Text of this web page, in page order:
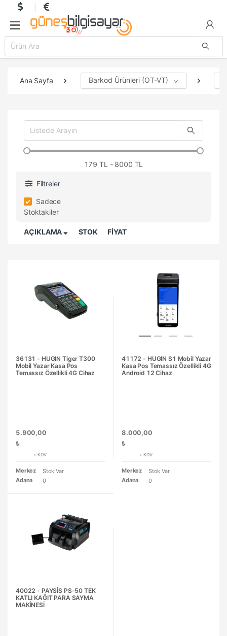
Ana Sayfa Barkod Ürünleri (OT-VT)
179 TL - 8000 TL
Filtreler
Sadece
Stoktakiler
AÇIKLAMA STOK FİYAT
36131 - HUGIN Tiger T300
Mobil Yazar Kasa Pos
Temassız Özellikli 4G Cihaz
5.900,00
₺
+ KDV
Merkez
Stok Var
Adana
0
41172 - HUGIN S1 Mobil Yazar
Kasa Pos Temassız Özellikli 4G
Android 12 Cihaz
8.000,00
₺
+ KDV
Merkez
Stok Var
Adana
0
40022 - PAYSİS PS-50 TEK
KATLI KAĞIT PARA SAYMA
MAKİNESİ